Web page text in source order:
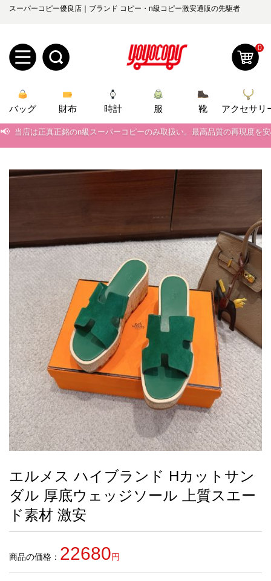
スーパーコピー優良店｜ブランド コピー・n級コピー激安通販の先駆者
規
ユ
登
録
ロ
グ
ダ
理
知
yoyocopys@gmail.com
2026人気特集
バッグ
財布
時計
服
ズボン
衣装セット
靴
住まい用品
アクセサリー
ベルト
スカーフ
アイフォーンケ
ース
小物
最
新
製
品
す
す
め
商
0
バッグ 財布 時計 服 靴 アクセサリ
📢 当店は正真正銘のn級スーパーコピーのみ取扱い。最高品質の再現度を
当店は正真正銘のn級スーパーコピーのみ取扱い。最高品質の再現度を
2026春の新作続々更新中！期間中のご注文でお得な割引をご利用いただ
新作入荷！ルイ・ヴィトンスーパーコピー バッグ最新モデルが登場。
エルメス ハイブランド Hカットサン
ダル 厚底ウェッジソール 上質スエー
ド素材 激安
商品の価格： 22680円